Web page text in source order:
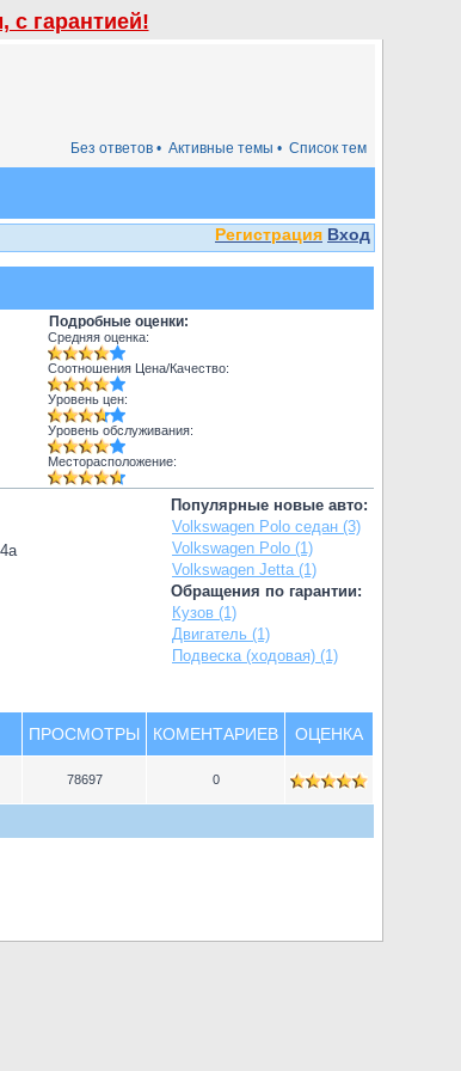
гарантией!
Список тем
Активные темы •
Без ответов •
Регистрация Вход
Подробные оценки:
Средняя оценка:
Соотношения Цена/Качество:
Уровень цен:
Уровень обслуживания:
Месторасположение:
Популярные новые авто:
Volkswagen Polo седан (3)
Volkswagen Polo (1)
Volkswagen Jetta (1)
Обращения по гарантии:
Кузов (1)
Двигатель (1)
Подвеска (ходовая) (1)
ПРОСМОТРЫ КОМЕНТАРИЕВ ОЦЕНКА
78697 0